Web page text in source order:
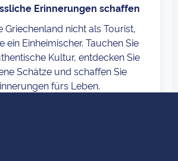
Erinnerungen schaffen
Griechenland nicht als Tourist,
ein Einheimischer. Tauchen Sie
Kultur, entdecken Sie
Schätze und schaffen Sie
fürs Leben.